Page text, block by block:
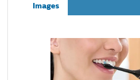
Images